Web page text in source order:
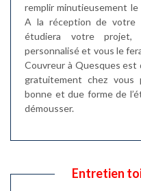
remplir minutieusement
A la réception de votre
étudiera votre
personnalisé et vous le
Couvreur à Quesques est
gratuitement chez vous
bonne et due forme de
démousser.
Entretien